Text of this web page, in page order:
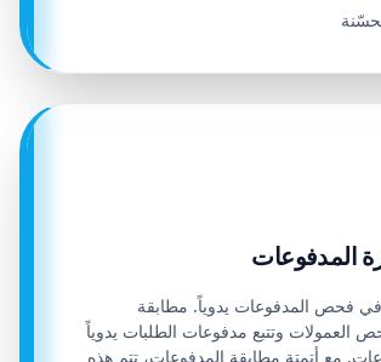
المدفوعات
فحص المدفوعات يدوياً. مطابقة
العمولات وتتبع مدفوعات الطلبات يدوياً
مع أتمتة مطابقة المدفوعات، تتم هذه